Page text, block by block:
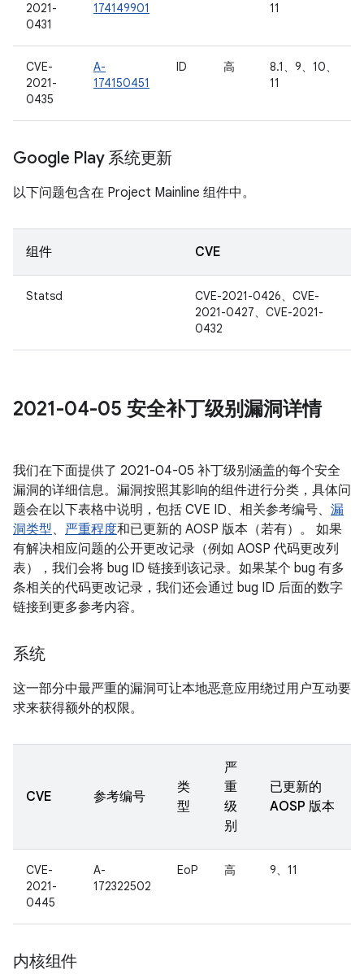
2021-
0431
174149901
11
CVE-
2021-
0435
A-
174150451
ID 高
8.1、9、10、
11
Google Play 系统更新
以下问题包含在 Project Mainline 组件中。
组件 CVE
Statsd
CVE-2021-0426、CVE-
2021-0427、CVE-2021-
0432
2021-04-05 安全补丁级别漏洞详情
我们在下面提供了 2021-04-05 补丁级别涵盖的每个安全
漏洞的详细信息。漏洞按照其影响的组件进行分类，具体问
题会在以下表格中说明，包括 CVE ID、相关参考编号、 漏
洞类型、 严重程度和已更新的 AOSP 版本（若有）。 如果
有解决相应问题的公开更改记录（例如 AOSP 代码更改列
表），我们会将 bug ID 链接到该记录。如果某个 bug 有多
条相关的代码更改记录，我们还会通过 bug ID 后面的数字
链接到更多参考内容。
系统
这一部分中最严重的漏洞可让本地恶意应用绕过用户互动要
求来获得额外的权限。
CVE 参考编号
类
型
严
重
级
别
已更新的
AOSP 版本
CVE-
2021-
0445
A-
172322502
EoP 高 9、11
内核组件